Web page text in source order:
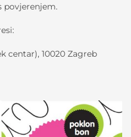
povjerenjem.
centar), 10020 Zagreb